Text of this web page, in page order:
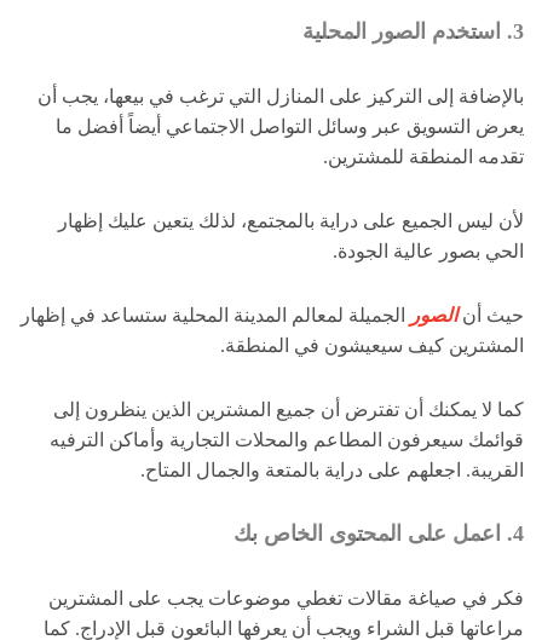
3. استخدم الصور المحلية
بالإضافة إلى التركيز على المنازل التي ترغب في بيعها، يجب أن
يعرض التسويق عبر وسائل التواصل الاجتماعي أيضاً أفضل ما
تقدمه المنطقة للمشترين.
لأن ليس الجميع على دراية بالمجتمع، لذلك يتعين عليك إظهار
الحي بصور عالية الجودة.
حيث أنالصور
الجميلة لمعالم المدينة المحلية ستساعد في إظهار
المشترين كيف سيعيشون في المنطقة.
كما لا يمكنك أن تفترض أن جميع المشترين الذين ينظرون إلى
قوائمك سيعرفون المطاعم والمحلات التجارية وأماكن الترفيه
القريبة. اجعلهم على دراية بالمتعة والجمال المتاح.
4. اعمل على المحتوى الخاص بك
فكر في صياغة مقالات تغطي موضوعات يجب على المشترين
مراعاتها قبل الشراء ويجب أن يعرفها البائعون قبل الإدراج. كما